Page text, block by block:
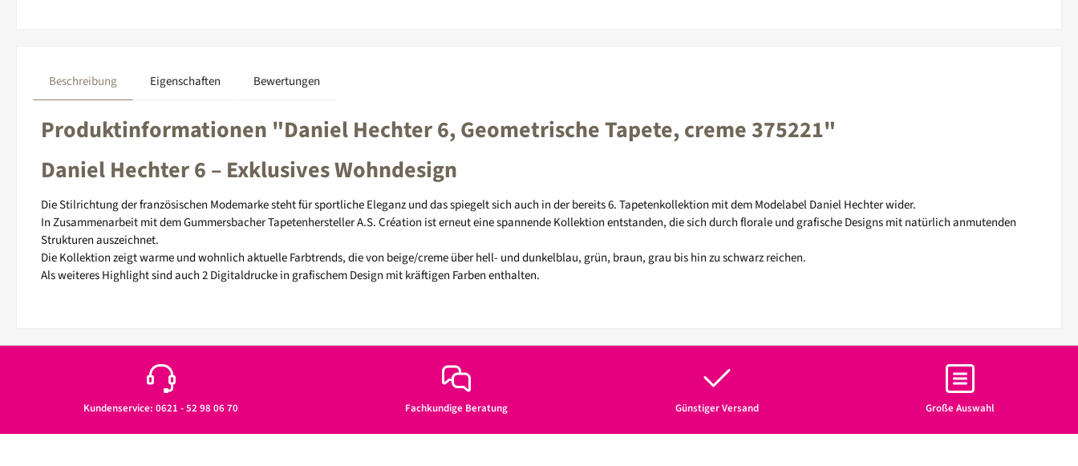
Beschreibung Eigenschaften Bewertungen
Produktinformationen "Daniel Hechter 6, Geometrische Tapete, creme 375221"
Daniel Hechter 6 – Exklusives Wohndesign
Die Stilrichtung der französischen Modemarke steht für sportliche Eleganz und das spiegelt sich auch in der bereits 6. Tapetenkollektion mit dem Modelabel Daniel Hechter wider.
In Zusammenarbeit mit dem Gummersbacher Tapetenhersteller A.S. Création ist erneut eine spannende Kollektion entstanden, die sich durch florale und grafische Designs mit natürlich anmutenden
Strukturen auszeichnet.
Die Kollektion zeigt warme und wohnlich aktuelle Farbtrends, die von beige/creme über hell- und dunkelblau, grün, braun, grau bis hin zu schwarz reichen.
Als weiteres Highlight sind auch 2 Digitaldrucke in grafischem Design mit kräftigen Farben enthalten.
Kundenservice: 0621 - 52 98 06 70 Fachkundige Beratung Günstiger Versand Große Auswahl